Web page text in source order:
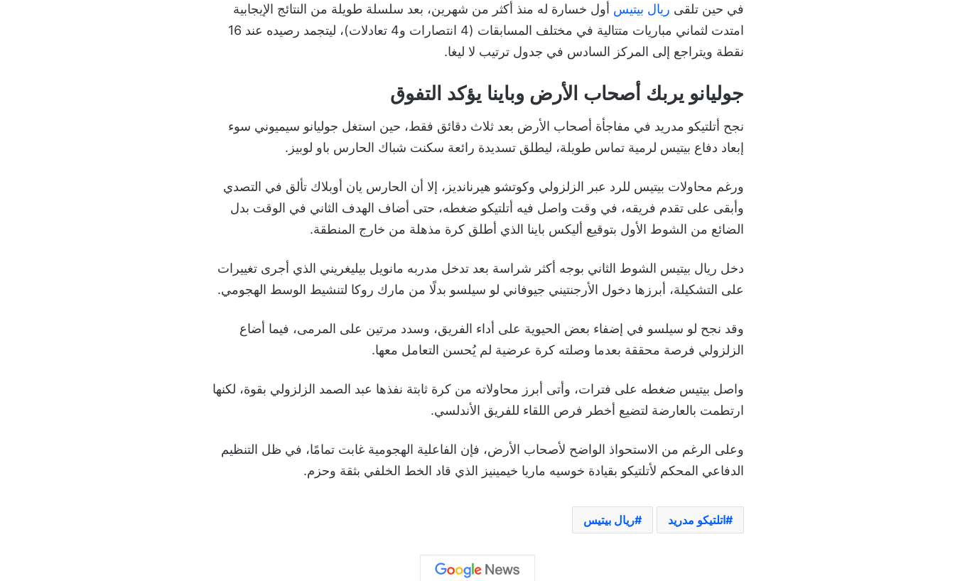
في حين تلقى ريال بيتيس أول خسارة له منذ أكثر من شهرين، بعد سلسلة طويلة من النتائج الإيجابية
امتدت لثماني مباريات متتالية في مختلف المسابقات (4 انتصارات و4 تعادلات)، ليتجمد رصيده عند 16
نقطة ويتراجع إلى المركز السادس في جدول ترتيب لا ليغا.
جوليانو يربك أصحاب الأرض وباينا يؤكد التفوق
نجح أتلتيكو مدريد في مفاجأة أصحاب الأرض بعد ثلاث دقائق فقط، حين استغل جوليانو سيميوني سوء
إبعاد دفاع بيتيس لرمية تماس طويلة، ليطلق تسديدة رائعة سكنت شباك الحارس باو لوبيز.
ورغم محاولات بيتيس للرد عبر الزلزولي وكوتشو هيرنانديز، إلا أن الحارس يان أوبلاك تألق في التصدي
وأبقى على تقدم فريقه، في وقت واصل فيه أتلتيكو ضغطه، حتى أضاف الهدف الثاني في الوقت بدل
الضائع من الشوط الأول بتوقيع أليكس باينا الذي أطلق كرة مذهلة من خارج المنطقة.
دخل ريال بيتيس الشوط الثاني بوجه أكثر شراسة بعد تدخل مدربه مانويل بيليغريني الذي أجرى تغييرات
على التشكيلة، أبرزها دخول الأرجنتيني جيوفاني لو سيلسو بدلًا من مارك روكا لتنشيط الوسط الهجومي.
وقد نجح لو سيلسو في إضفاء بعض الحيوية على أداء الفريق، وسدد مرتين على المرمى، فيما أضاع
الزلزولي فرصة محققة بعدما وصلته كرة عرضية لم يُحسن التعامل معها.
واصل بيتيس ضغطه على فترات، وأتى أبرز محاولاته من كرة ثابتة نفذها عبد الصمد الزلزولي بقوة، لكنها
ارتطمت بالعارضة لتضيع أخطر فرص اللقاء للفريق الأندلسي.
وعلى الرغم من الاستحواذ الواضح لأصحاب الأرض، فإن الفاعلية الهجومية غابت تمامًا، في ظل التنظيم
الدفاعي المحكم لأتلتيكو بقيادة خوسيه ماريا خيمينيز الذي قاد الخط الخلفي بثقة وحزم.
اتلتيكو مدريد ريال بيتيس